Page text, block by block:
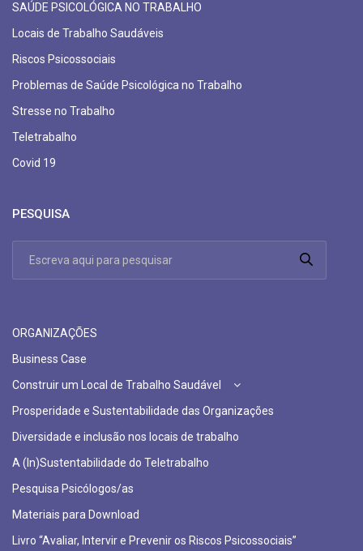
SAÚDE PSICOLÓGICA NO TRABALHO
Locais de Trabalho Saudáveis
Riscos Psicossociais
Problemas de Saúde Psicológica no Trabalho
Stresse no Trabalho
Teletrabalho
Covid 19
PESQUISA
ORGANIZAÇÕES
Business Case
Construir um Local de Trabalho Saudável
Prosperidade e Sustentabilidade das Organizações
Diversidade e inclusão nos locais de trabalho
A (In)Sustentabilidade do Teletrabalho
Pesquisa Psicólogos/as
Materiais para Download
Livro “Avaliar, Intervir e Prevenir os Riscos Psicossociais”